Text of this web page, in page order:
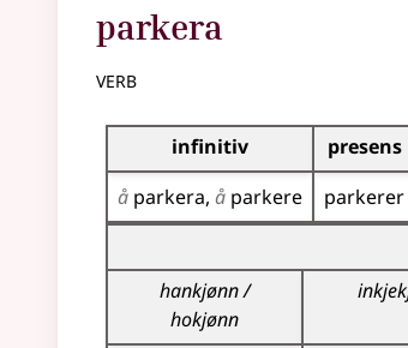
parkera
verb
Bøyningstabell for dette verbet
infinitiv presens
å parkera å parkere parkerer
Bøyningstabell for dette verbet
hankjønn /
hokjønn